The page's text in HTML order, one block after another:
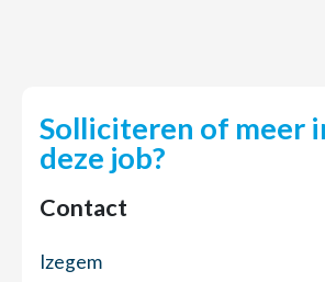
Solliciteren of meer
deze job?
Contact
Izegem